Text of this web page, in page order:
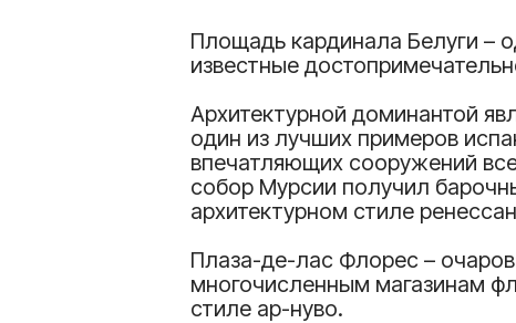
Площадь кардинала Белуги –
известные
Архитектурной доминантой
один из лучших примеров
впечатляющих сооружений
собор Мурсии получил
архитектурном стиле
Плаза-де-лас Флорес –
многочисленным магазинам
стиле ар-нуво.